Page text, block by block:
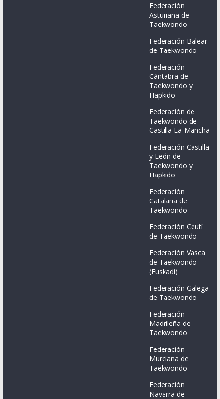
Federación
Asturiana de
Taekwondo
Federación Balear
de Taekwondo
Federación
Cántabra de
Taekwondo y
Hapkido
Federación de
Taekwondo de
Castilla La-Mancha
Federación Castilla
y León de
Taekwondo y
Hapkido
Federación
Catalana de
Taekwondo
Federación Ceutí
de Taekwondo
Federación Vasca
de Taekwondo
(Euskadi)
Federación Galega
de Taekwondo
Federación
Madrileña de
Taekwondo
Federación
Murciana de
Taekwondo
Federación
Navarra de